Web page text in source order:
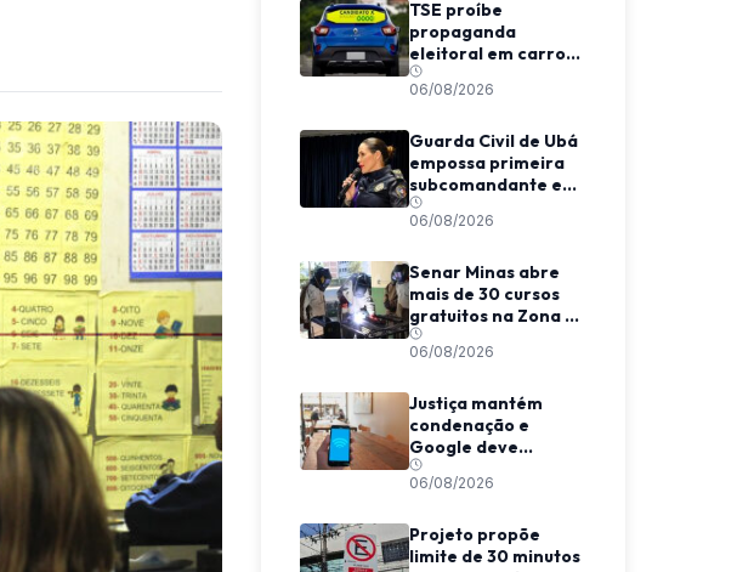
TSE proíbe
propaganda
eleitoral em carros
de aplicativo
durante transporte
06/08/2026
Guarda Civil de Ubá
empossa primeira
subcomandante e
cria estrutura
voltada à proteção
06/08/2026
Senar Minas abre
mais de 30 cursos
gratuitos na Zona da
Mata e Caparaó
06/08/2026
Justiça mantém
condenação e
Google deve
indenizar usuário
por invasão de e-
06/08/2026
Projeto propõe
limite de 30 minutos